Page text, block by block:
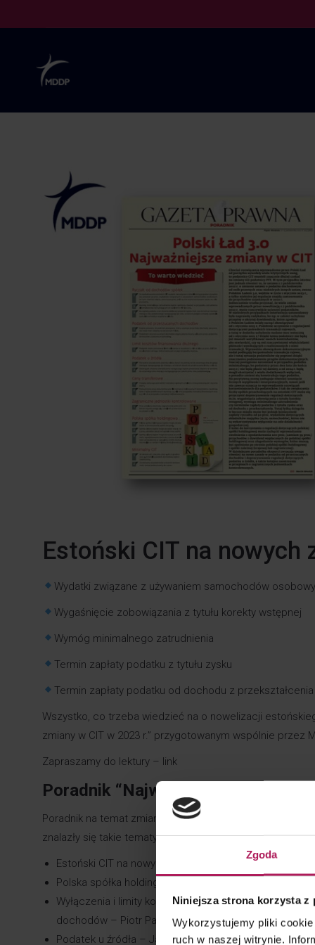
Zgoda
Niniejsza strona korzysta z
Wykorzystujemy pliki
ruch w naszej witrynie.
Estoński CIT na nowych
Wydatki związane z używaniem samochodów
Wygaśnięcie zobowiązania z tytułu korekty wstępnej
Wymóg minimalnego zatrudnienia
Termin zapłaty podatku z tytułu zysku
Termin zapłaty podatku od dochodu z przekształcenia
Wszystko, co trzeba wiedzieć na o nowelizacji
zmiany w CIT w 2023 r.” przygotowanym wspólnie przez
Zapraszamy do lektury – link
Poradnik “Najważniejsze zmiany w
Poradnik na temat zmian w CIT przygotowali eksperci
znalazły się takie tematy jak:
Estoński CIT na nowych zasadach –
Łukasz Kosonowski
Polska spółka holdingowa – Magdalena Zamoyska i
Wyłączenia i limity kosztów uzyskania przychodu:
dochodów – Piotr Paśko i Sebastian Serowik
Podatek u źródła – Jacek Wojtach i Daria Górka